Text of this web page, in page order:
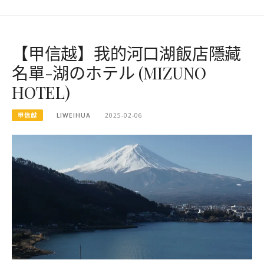
【甲信越】我的河口湖飯店隱藏
名單-湖のホテル (MIZUNO
HOTEL)
甲信越 LIWEIHUA 2025-02-06